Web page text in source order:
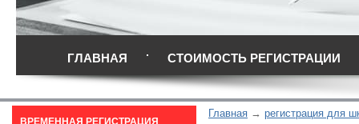
ГЛАВНАЯ СТОИМОСТЬ РЕГИСТРАЦИИ
Главная регистрация для
ВРЕМЕННАЯ РЕГИСТРАЦИЯ